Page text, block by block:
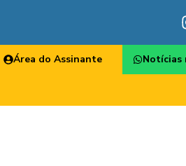
Área do Assinante Notícias